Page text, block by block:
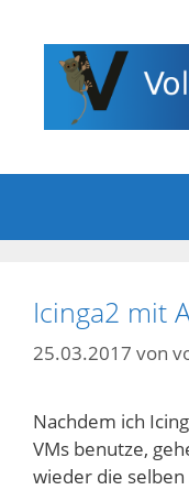
Inhalt
springen
Icinga2 mit
25.03.2017 von
Nachdem ich
VMs benutze,
wieder die